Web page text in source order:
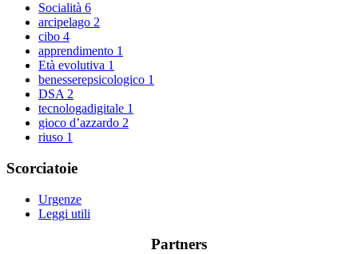
Socialità 6
arcipelago 2
cibo 4
apprendimento 1
Età evolutiva 1
benesserepsicologico 1
DSA 2
tecnologadigitale 1
gioco d’azzardo 2
riuso 1
Scorciatoie
Urgenze
Leggi utili
Partners